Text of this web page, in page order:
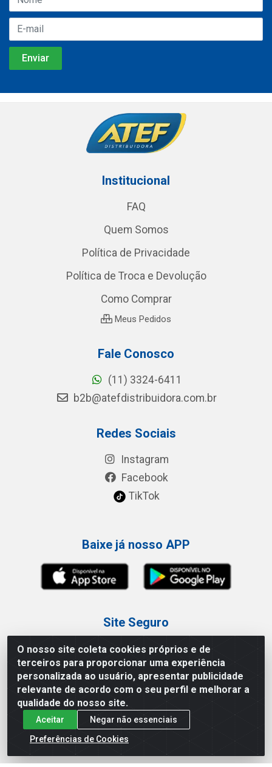
O nosso site coleta cookies próprios e de
terceiros para proporcionar uma experiência
personalizada ao usuário, apresentar publicidade
relevante de acordo com o seu perfil e melhorar a
qualidade do nosso site.
Aceitar
Negar não essenciais
Preferências de Cookies
Institucional
FAQ
Quem Somos
Política de Privacidade
Política de Troca e Devolução
Como Comprar
Meus Pedidos
Fale Conosco
(11) 3324-6411
b2b@atefdistribuidora.com.br
Redes Sociais
Instagram
Facebook
TikTok
Baixe já nosso APP
Site Seguro
Loja / Showroom
Tel.: (11) 3227-0546
Av Vautier, 587/597 - Pari - São Paulo/SP